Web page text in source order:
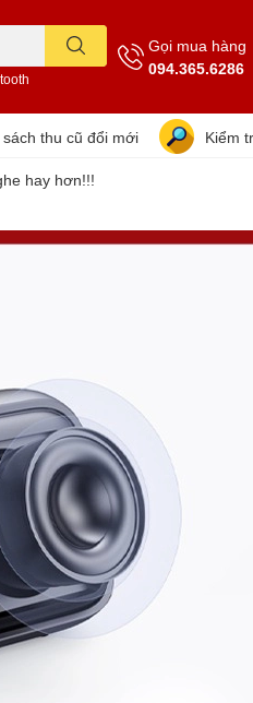
Gọi mua hàng
094.365.6286
thu cũ đổi mới Kiểm
hay hơn!!!